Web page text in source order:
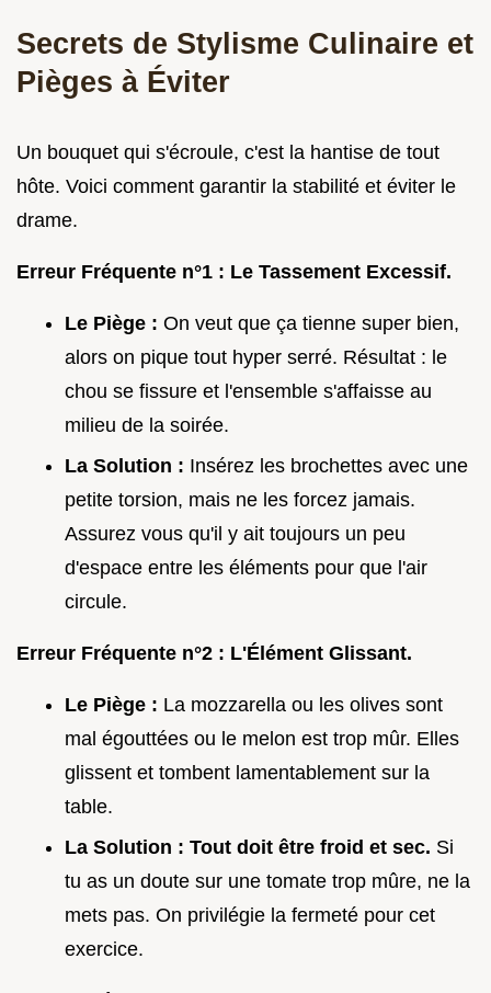
Secrets de Stylisme Culinaire et
Pièges à Éviter
Un bouquet qui s'écroule, c'est la hantise de tout
hôte. Voici comment garantir la stabilité et éviter le
drame.
Erreur Fréquente n°1 : Le Tassement Excessif.
Le Piège : On veut que ça tienne super bien,
alors on pique tout hyper serré. Résultat : le
chou se fissure et l'ensemble s'affaisse au
milieu de la soirée.
La Solution : Insérez les brochettes avec une
petite torsion, mais ne les forcez jamais.
Assurez vous qu'il y ait toujours un peu
d'espace entre les éléments pour que l'air
circule.
Erreur Fréquente n°2 : L'Élément Glissant.
Le Piège : La mozzarella ou les olives sont
mal égouttées ou le melon est trop mûr. Elles
glissent et tombent lamentablement sur la
table.
La Solution : Tout doit être froid et sec. Si
tu as un doute sur une tomate trop mûre, ne la
mets pas. On privilégie la fermeté pour cet
exercice.